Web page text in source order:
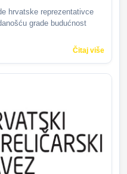
hrvatske reprezentativce
grade budućnost
Čitaj više